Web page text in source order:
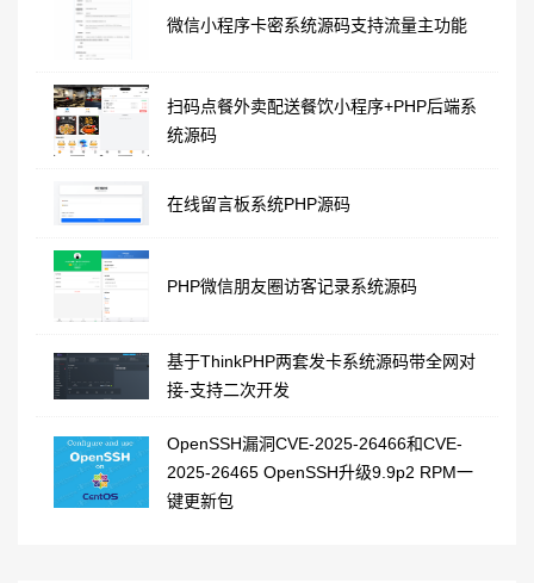
微信小程序卡密系统源码支持流量主功能
扫码点餐外卖配送餐饮小程序+PHP后端系
统源码
在线留言板系统PHP源码
PHP微信朋友圈访客记录系统源码
基于ThinkPHP两套发卡系统源码带全网对
接-支持二次开发
OpenSSH漏洞CVE-2025-26466和CVE-
2025-26465 OpenSSH升级9.9p2 RPM一
键更新包